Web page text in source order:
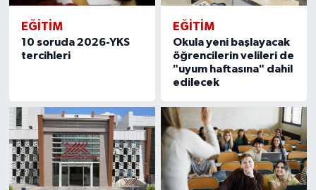
EĞITIM
10 soruda 2026-YKS
tercihleri
EĞITIM
Okula yeni başlayacak
öğrencilerin velileri de
"uyum haftasına" dahil
edilecek